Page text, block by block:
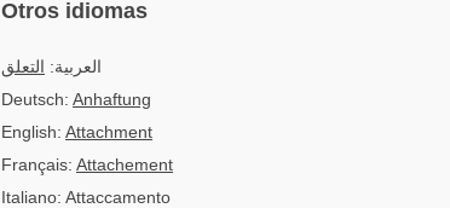
Otros idiomas
العربية: التعلق
Deutsch: Anhaftung
English: Attachment
Français: Attachement
Italiano: Attaccamento